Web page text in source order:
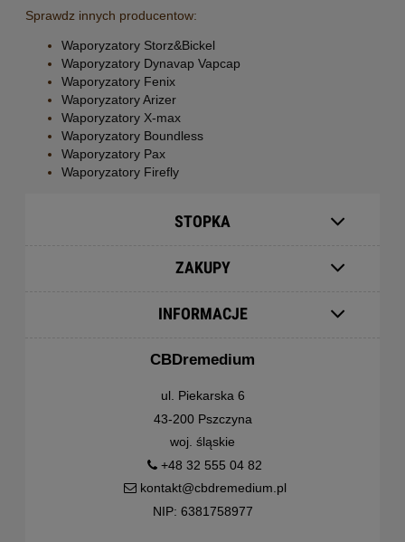
Sprawdz innych producentow:
Waporyzatory Storz&Bickel
Waporyzatory Dynavap Vapcap
Waporyzatory Fenix
Waporyzatory Arizer
Waporyzatory X-max
Waporyzatory Boundless
Waporyzatory Pax
Waporyzatory Firefly
STOPKA
ZAKUPY
INFORMACJE
CBDremedium
ul. Piekarska 6
43-200 Pszczyna
woj. śląskie
+48 32 555 04 82
kontakt@cbdremedium.pl
NIP: 6381758977